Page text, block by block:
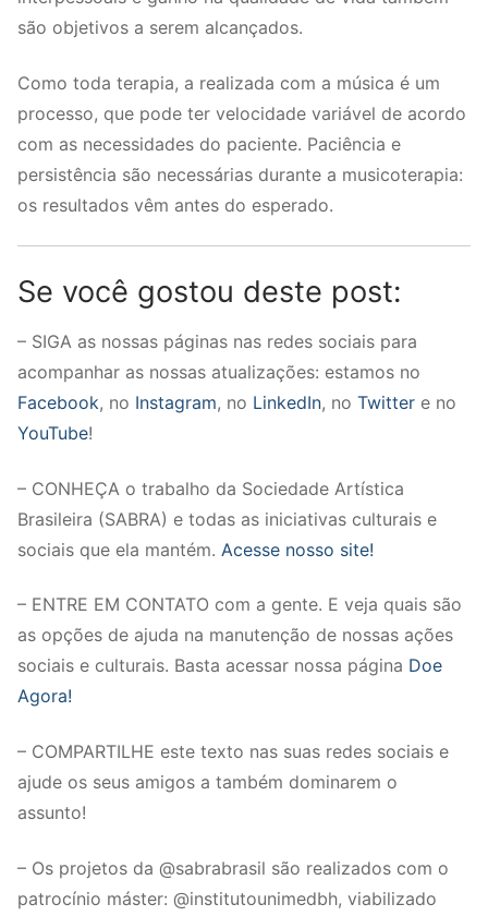
são objetivos a serem alcançados.
Como toda terapia, a realizada com a música é um
processo, que pode ter velocidade variável de acordo
com as necessidades do paciente. Paciência e
persistência são necessárias durante a musicoterapia:
os resultados vêm antes do esperado.
Se você gostou deste post:
– SIGA as nossas páginas nas redes sociais para
acompanhar as nossas atualizações: estamos no
Facebook, no Instagram, no LinkedIn, no Twitter e no
YouTube!
– CONHEÇA o trabalho da Sociedade Artística
Brasileira (SABRA) e todas as iniciativas culturais e
sociais que ela mantém. Acesse nosso site!
– ENTRE EM CONTATO com a gente. E veja quais são
as opções de ajuda na manutenção de nossas ações
sociais e culturais. Basta acessar nossa página Doe
Agora!
– COMPARTILHE este texto nas suas redes sociais e
ajude os seus amigos a também dominarem o
assunto!
– Os projetos da @sabrabrasil são realizados com o
patrocínio máster: @institutounimedbh, viabilizado